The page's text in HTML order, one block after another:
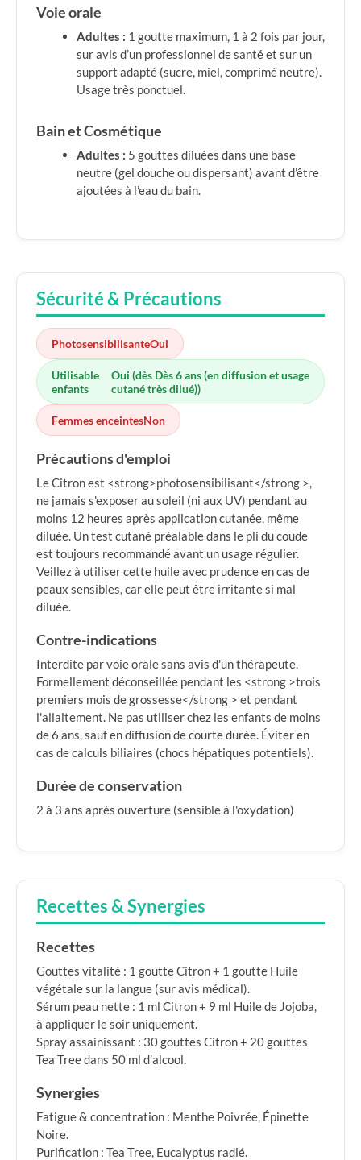
Voie orale
Adultes : 1 goutte maximum, 1 à 2 fois par jour,
sur avis d’un professionnel de santé et sur un
support adapté (sucre, miel, comprimé neutre).
Usage très ponctuel.
Bain et Cosmétique
Adultes : 5 gouttes diluées dans une base
neutre (gel douche ou dispersant) avant d’être
ajoutées à l’eau du bain.
Sécurité & Précautions
PhotosensibilisanteOui
Utilisable
enfants
Oui (dès Dès 6 ans (en diffusion et usage
cutané très dilué))
Femmes enceintesNon
Précautions d'emploi
Le Citron est <strong>photosensibilisant</strong >,
ne jamais s'exposer au soleil (ni aux UV) pendant au
moins 12 heures après application cutanée, même
diluée. Un test cutané préalable dans le pli du coude
est toujours recommandé avant un usage régulier.
Veillez à utiliser cette huile avec prudence en cas de
peaux sensibles, car elle peut être irritante si mal
diluée.
Contre-indications
Interdite par voie orale sans avis d'un thérapeute.
Formellement déconseillée pendant les <strong >trois
premiers mois de grossesse</strong > et pendant
l'allaitement. Ne pas utiliser chez les enfants de moins
de 6 ans, sauf en diffusion de courte durée. Éviter en
cas de calculs biliaires (chocs hépatiques potentiels).
Durée de conservation
2 à 3 ans après ouverture (sensible à l'oxydation)
Recettes & Synergies
Recettes
Gouttes vitalité : 1 goutte Citron + 1 goutte Huile
végétale sur la langue (sur avis médical).
Sérum peau nette : 1 ml Citron + 9 ml Huile de Jojoba,
à appliquer le soir uniquement.
Spray assainissant : 30 gouttes Citron + 20 gouttes
Tea Tree dans 50 ml d’alcool.
Synergies
Fatigue & concentration : Menthe Poivrée, Épinette
Noire.
Purification : Tea Tree, Eucalyptus radié.